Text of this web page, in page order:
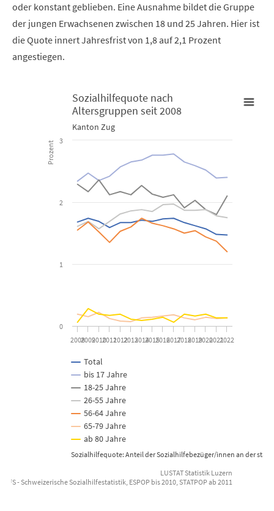
oder konstant geblieben. Eine Ausnahme bildet die Gruppe
der jungen Erwachsenen zwischen 18 und 25 Jahren. Hier ist
die Quote innert Jahresfrist von 1,8 auf 2,1 Prozent
angestiegen.
Sozialhilfequote nach Altersgruppen seit 2008
Line chart with 7 lines.
View as data table, Sozialhilfequote nach Altersgruppen
The chart has 1 X axis displaying categories.
The chart has 1 Y axis displaying Prozent. Data ranges from 0.06
Sozialhilfequote: Anteil der Sozialhilfebezüger/innen an der
Prozent
Sozialhilfequote nach
Altersgruppen seit 2008
Kanton Zug
Total
bis 17 Jahre
18-25 Jahre
26-55 Jahre
56-64 Jahre
65-79 Jahre
ab 80 Jahre
200820092010201120122013201420152016201720182019202020212022
0
1
2
3
LUSTAT Statistik Luzern
- Schweizerische Sozialhilfestatistik, ESPOP bis 2010, STATPOP ab 2011